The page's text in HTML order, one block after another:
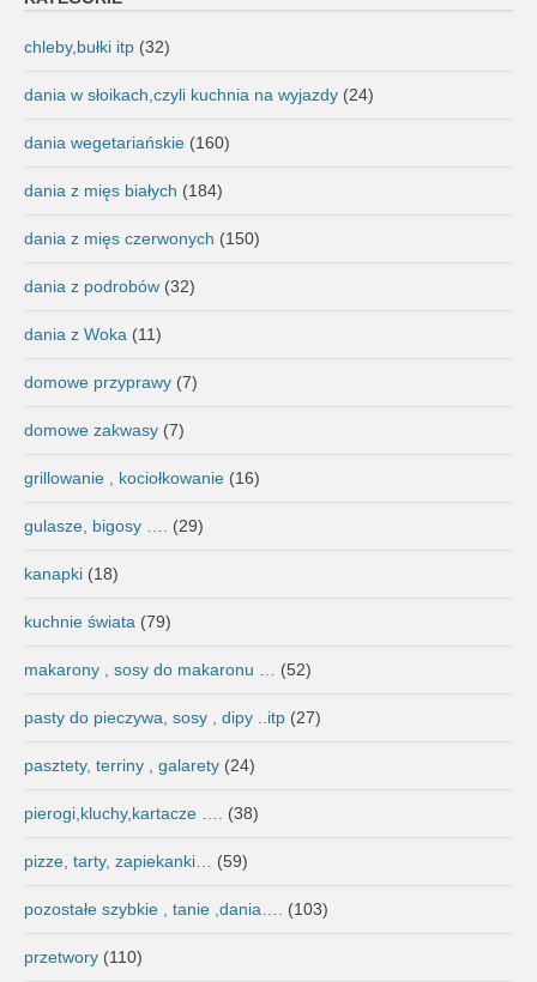
chleby,bułki itp (32)
dania w słoikach,czyli kuchnia na wyjazdy (24)
dania wegetariańskie (160)
dania z mięs białych (184)
dania z mięs czerwonych (150)
dania z podrobów (32)
dania z Woka (11)
domowe przyprawy (7)
domowe zakwasy (7)
grillowanie , kociołkowanie (16)
gulasze, bigosy …. (29)
kanapki (18)
kuchnie świata (79)
makarony , sosy do makaronu … (52)
pasty do pieczywa, sosy , dipy ..itp (27)
pasztety, terriny , galarety (24)
pierogi,kluchy,kartacze …. (38)
pizze, tarty, zapiekanki… (59)
pozostałe szybkie , tanie ,dania…. (103)
przetwory (110)